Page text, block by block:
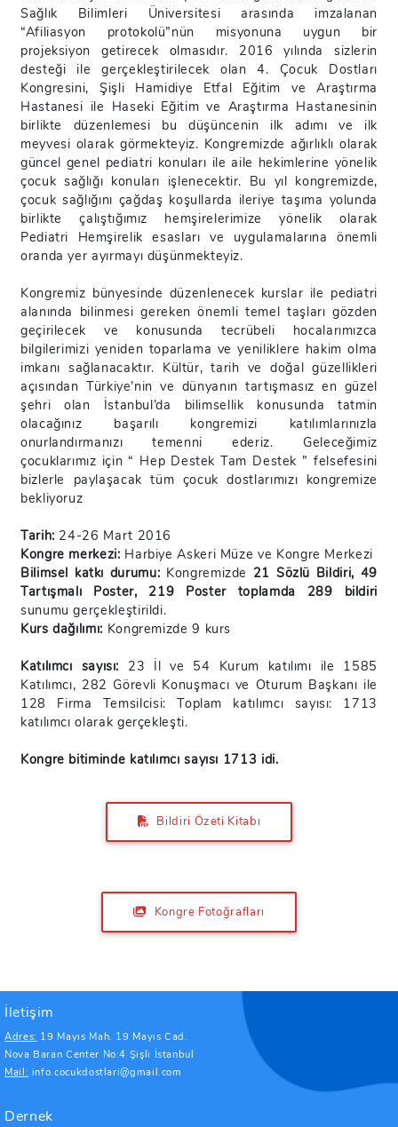
Sağlık Bilimleri Üniversitesi arasında imzalanan
“Afiliasyon protokolü”nün misyonuna uygun bir
projeksiyon getirecek olmasıdır. 2016 yılında sizlerin
desteği ile gerçekleştirilecek olan 4. Çocuk Dostları
Kongresini, Şişli Hamidiye Etfal Eğitim ve Araştırma
Hastanesi ile Haseki Eğitim ve Araştırma Hastanesinin
birlikte düzenlemesi bu düşüncenin ilk adımı ve ilk
meyvesi olarak görmekteyiz. Kongremizde ağırlıklı olarak
güncel genel pediatri konuları ile aile hekimlerine yönelik
çocuk sağlığı konuları işlenecektir. Bu yıl kongremizde,
çocuk sağlığını çağdaş koşullarda ileriye taşıma yolunda
birlikte çalıştığımız hemşirelerimize yönelik olarak
Pediatri Hemşirelik esasları ve uygulamalarına önemli
oranda yer ayırmayı düşünmekteyiz.
Kongremiz bünyesinde düzenlenecek kurslar ile pediatri
alanında bilinmesi gereken önemli temel taşları gözden
geçirilecek ve konusunda tecrübeli hocalarımızca
bilgilerimizi yeniden toparlama ve yeniliklere hakim olma
imkanı sağlanacaktır. Kültür, tarih ve doğal güzellikleri
açısından Türkiye’nin ve dünyanın tartışmasız en güzel
şehri olan İstanbul’da bilimsellik konusunda tatmin
olacağınız başarılı kongremizi katılımlarınızla
onurlandırmanızı temenni ederiz. Geleceğimiz
çocuklarımız için “ Hep Destek Tam Destek ” felsefesini
bizlerle paylaşacak tüm çocuk dostlarımızı kongremize
bekliyoruz
Tarih: 24-26 Mart 2016
Kongre merkezi: Harbiye Askeri Müze ve Kongre Merkezi
Bilimsel katkı durumu: Kongremizde 21 Sözlü Bildiri, 49
Tartışmalı Poster, 219 Poster toplamda 289 bildiri
sunumu gerçekleştirildi.
Kurs dağılımı: Kongremizde 9 kurs
Katılımcı sayısı: 23 İl ve 54 Kurum katılımı ile 1585
Katılımcı, 282 Görevli Konuşmacı ve Oturum Başkanı ile
128 Firma Temsilcisi: Toplam katılımcı sayısı: 1713
katılımcı olarak gerçekleşti.
Kongre bitiminde katılımcı sayısı 1713 idi.
Bildiri Özeti Kitabı
Kongre Fotoğrafları
İletişim
Adres: 19 Mayıs Mah. 19 Mayıs Cad.
Nova Baran Center No:4 Şişli İstanbul
Mail: info.cocukdostlari@gmail.com
Dernek